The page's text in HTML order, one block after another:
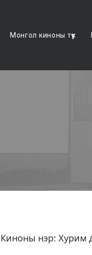
Монгол киноны түүх
Киноны нэр: Хурим